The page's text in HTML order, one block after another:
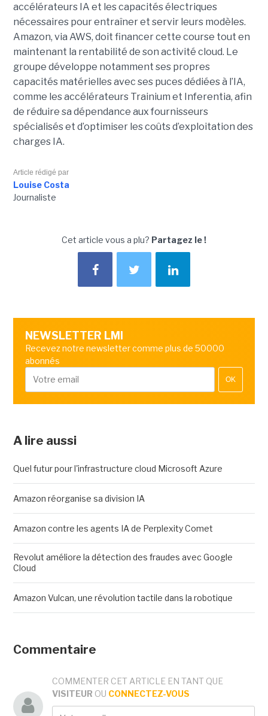
accélérateurs IA et les capacités électriques
nécessaires pour entraîner et servir leurs modèles.
Amazon, via AWS, doit financer cette course tout en
maintenant la rentabilité de son activité cloud. Le
groupe développe notamment ses propres
capacités matérielles avec ses puces dédiées à l’IA,
comme les accélérateurs Trainium et Inferentia, afin
de réduire sa dépendance aux fournisseurs
spécialisés et d’optimiser les coûts d’exploitation des
charges IA.
Article rédigé par
Louise Costa
Journaliste
Cet article vous a plu? Partagez le !
NEWSLETTER LMI
Recevez notre newsletter comme plus de 50000
abonnés
OK
A lire aussi
Quel futur pour l'infrastructure cloud Microsoft Azure
Amazon réorganise sa division IA
Amazon contre les agents IA de Perplexity Comet
Revolut améliore la détection des fraudes avec Google
Cloud
Amazon Vulcan, une révolution tactile dans la robotique
Commentaire
COMMENTER CET ARTICLE EN TANT QUE
VISITEUR OU CONNECTEZ-VOUS